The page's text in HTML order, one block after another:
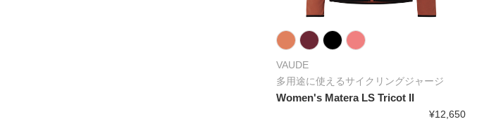
VAUDE
多用途に使えるサイクリングジャージ
Women's Matera LS Tricot II
¥12,650